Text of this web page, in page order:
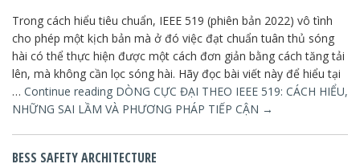
Trong cách hiểu tiêu chuẩn, IEEE 519 (phiên bản 2022) vô tình
cho phép một kịch bản mà ở đó việc đạt chuẩn tuân thủ sóng
hài có thể thực hiện được một cách đơn giản bằng cách tăng tải
lên, mà không cần lọc sóng hài. Hãy đọc bài viết này để hiểu tại
… Continue reading DÒNG CỰC ĐẠI THEO IEEE 519: CÁCH HIỂU,
NHỮNG SAI LẦM VÀ PHƯƠNG PHÁP TIẾP CẬN →
BESS SAFETY ARCHITECTURE